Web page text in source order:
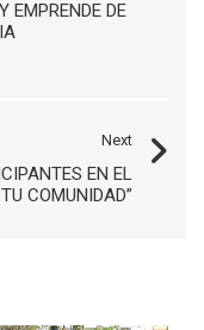
EMPRENDE DE
Next
EN EL
COMUNIDAD”